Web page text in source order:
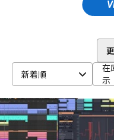
DTM オンライン納
配信/ライブ機器
Artiphon
audio-
CME PRO
CRYPTON
EAST WEST
ENHANCIA
FabFilter
FLUX::
GARRITAN
GATOR
新着順
在
示